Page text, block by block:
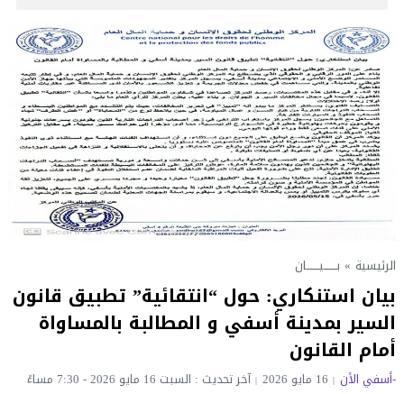
الرئيسية » بـــــــيـــــــان
بيان استنكاري: حول “انتقائية” تطبيق قانون
السير بمدينة أسفي و المطالبة بالمساواة
أمام القانون
-أسفي الأن 16 مايو 2026
آخر تحديث : السبت 16 مايو 2026 - 7:30 مساءً